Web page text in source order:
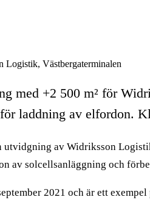
Logistik, Västbergaterminalen
med +2 500 m² för
laddning av elfordon.
utvidgning av Widriksson
av solcellsanläggning och
2021 och är ett